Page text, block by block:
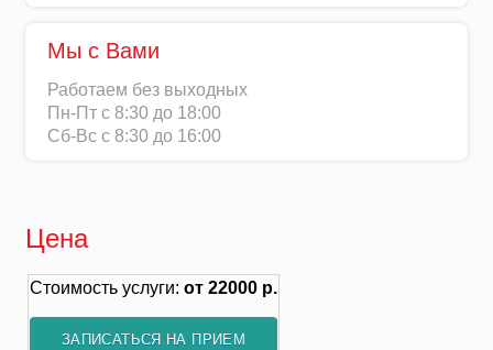
Мы с Вами
Работаем без выходных
Пн-Пт с 8:30 до 18:00
Сб-Вс с 8:30 до 16:00
Цена
Стоимость услуги: от 22000 р.
ЗАПИСАТЬСЯ НА ПРИЕМ